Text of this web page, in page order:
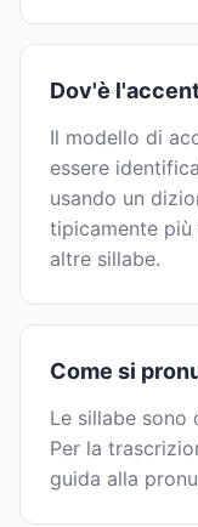
Dov'è
Il modello di
essere
usando un
tipicamente
altre sillabe.
Come si
Le sillabe sono
Per la
guida alla